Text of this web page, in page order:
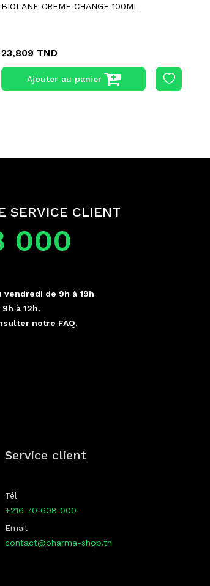
BIOLANE CREME CHANGE 100ML
23,809 TND
Ajouter au panier
SERVICE CLIENT
000
de 9h à 19h
à 12h.
notre FAQ.
Service client
Tél
+216 70 608 000
Email
contact@pharma-shop.tn